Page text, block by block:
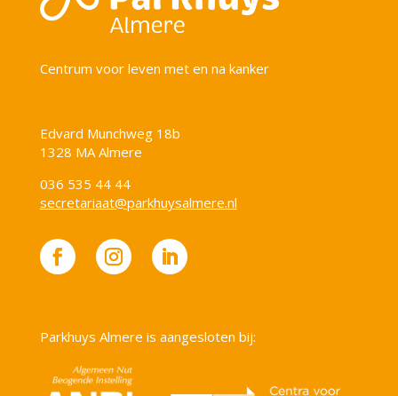
Centrum voor leven met en na kanker
Edvard Munchweg 18b
1328 MA Almere
036 535 44 44
secretariaat@parkhuysalmere.nl
Parkhuys Almere is aangesloten bij: